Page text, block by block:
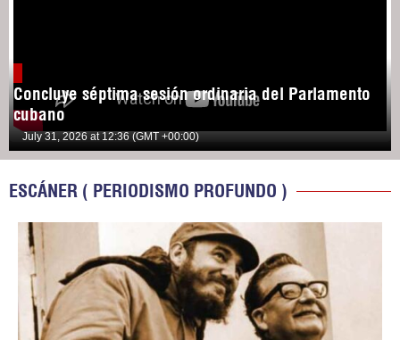
Concluye séptima sesión ordinaria del Parlamento
cubano
July 31, 2026 at 12:36 (GMT +00:00)
ESCÁNER ( PERIODISMO PROFUNDO )